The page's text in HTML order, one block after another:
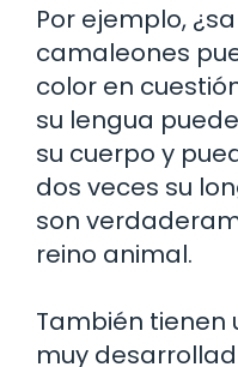
Por ejemplo,
camaleones
color en
su lengua
su cuerpo y
dos veces su
son
reino animal.
También tienen
muy